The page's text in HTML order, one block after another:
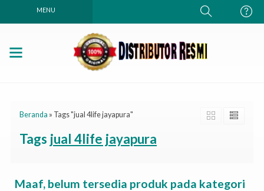
MENU
Beranda » Tags "jual 4life jayapura"
Tags jual 4life jayapura
Maaf, belum tersedia produk pada kategori